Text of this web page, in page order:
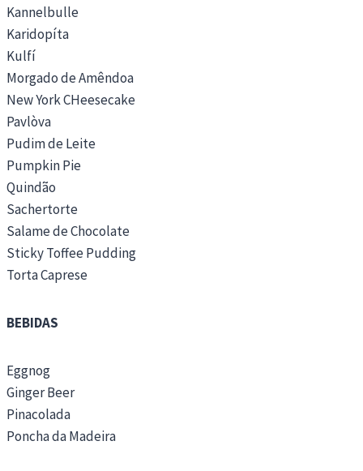
Kannelbulle
Karidopíta
Kulfí
Morgado de Amêndoa
New York CHeesecake
Pavlòva
Pudim de Leite
Pumpkin Pie
Quindão
Sachertorte
Salame de Chocolate
Sticky Toffee Pudding
Torta Caprese
BEBIDAS
Eggnog
Ginger Beer
Pinacolada
Poncha da Madeira